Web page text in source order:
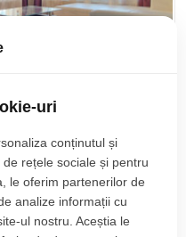
120.000€
balcon parcare
uri
conținutul și
rețele sociale și pentru
le oferim partenerilor de
analize informații cu
ul nostru. Aceștia le